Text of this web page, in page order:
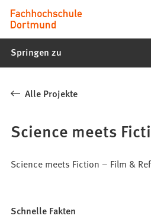
Inhalt anspringen
Fachhochschule
Dortmund
-
Studiengänge,
Bewerbung
Springen zu
Alle Projekte
Science meets
Science meets Fiction – Film &
Schnelle Fakten